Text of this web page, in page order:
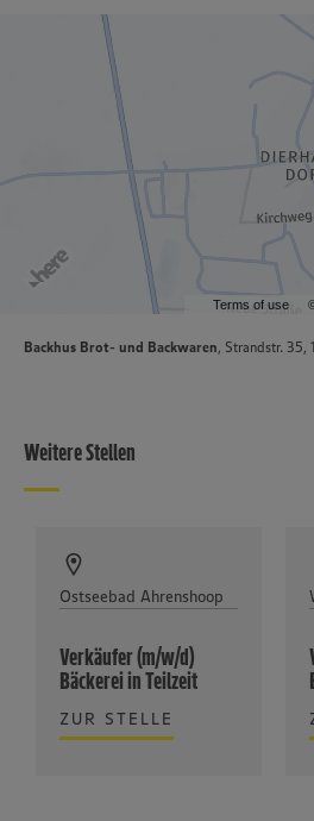
Terms of use
Backhus Brot- und Backwaren, Strandstr. 35,
Weitere Stellen
Ostseebad Ahrenshoop
Verkäufer (m/w/d)
Bäckerei in Teilzeit
ZUR STELLE